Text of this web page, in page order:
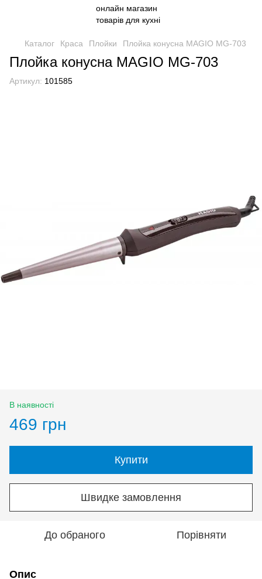
Каталог Краса Плойки Плойка конусна MAGIO MG-703
Плойка конусна MAGIO MG-703
Артикул: 101585
В наявності
469 грн
Купити
Швидке замовлення
До обраного Порівняти
Опис